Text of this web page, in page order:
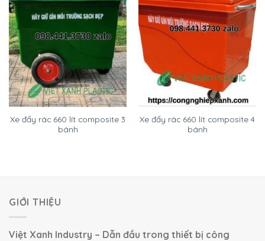
Xe đẩy rác 660 lít composite 3
bánh
Xe đẩy rác 660 lít composite 4
bánh
GIỚI THIỆU
Việt Xanh Industry – Dẫn đầu trong thiết bị công